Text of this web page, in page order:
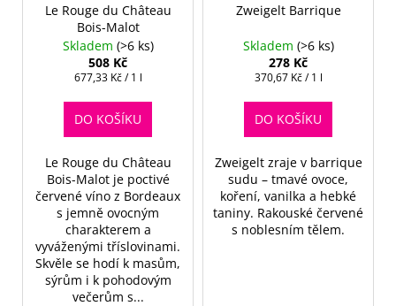
Le Rouge du Château
Bois-Malot
Skladem (>6 ks)
508 Kč
Měrná
677,33 Kč / 1 l
DO KOŠÍKU
Le Rouge du Château
Bois-Malot je poctivé
červené víno z Bordeaux
s jemně ovocným
charakterem a
vyváženými tříslovinami.
Skvěle se hodí k masům,
sýrům i k pohodovým
večerům s...
Zweigelt Barrique
Skladem (>6 ks)
278 Kč
Měrná
370,67 Kč / 1 l
DO KOŠÍKU
Zweigelt zraje v barrique
sudu – tmavé ovoce,
koření, vanilka a hebké
taniny. Rakouské červené
s noblesním tělem.